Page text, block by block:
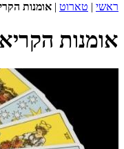
ראשי | טארוט | אומנות
אומנות